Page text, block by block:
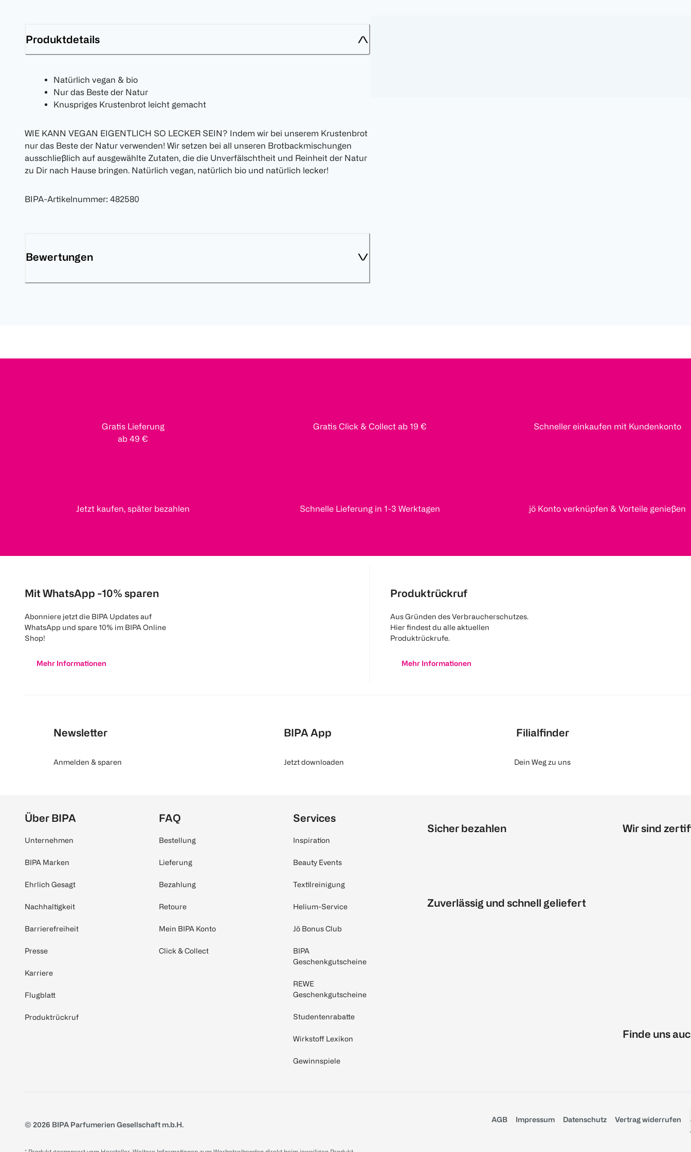
Produktdetails
Natürlich vegan & bio
Nur das Beste der Natur
Knuspriges Krustenbrot leicht gemacht
WIE KANN VEGAN EIGENTLICH SO LECKER SEIN? Indem wir bei unserem Krustenbrot
nur das Beste der Natur verwenden! Wir setzen bei all unseren Brotbackmischungen
ausschließlich auf ausgewählte Zutaten, die die Unverfälschtheit und Reinheit der Natur
zu Dir nach Hause bringen. Natürlich vegan, natürlich bio und natürlich lecker!
BIPA-Artikelnummer: 482580
Bewertungen
Gratis Lieferung
ab 49 €
Gratis Click & Collect ab 19 € Schneller einkaufen mit Kundenkonto
Jetzt kaufen, später bezahlen Schnelle Lieferung in 1-3 Werktagen jö Konto verknüpfen & Vorteile genießen
Mit WhatsApp -10% sparen
Abonniere jetzt die BIPA Updates auf
WhatsApp und spare 10% im BIPA Online
Shop!
Mehr Informationen
Produktrückruf
Aus Gründen des Verbraucherschutzes.
Hier findest du alle aktuellen
Produktrückrufe.
Mehr Informationen
Newsletter
Anmelden & sparen
BIPA App
Jetzt downloaden
Filialfinder
Dein Weg zu uns
Über BIPA
Unternehmen
BIPA Marken
Ehrlich Gesagt
Nachhaltigkeit
Barrierefreiheit
Presse
Karriere
Flugblatt
Produktrückruf
FAQ
Bestellung
Lieferung
Bezahlung
Retoure
Mein BIPA Konto
Click & Collect
Services
Inspiration
Beauty Events
Textilreinigung
Helium-Service
Jö Bonus Club
BIPA
Geschenkgutscheine
REWE
Geschenkgutscheine
Studentenrabatte
Wirkstoff Lexikon
Gewinnspiele
Sicher bezahlen
Zuverlässig und schnell geliefert
Wir sind
Finde uns
© 2026 BIPA Parfumerien Gesellschaft m.b.H.
AGB Impressum Datenschutz Vertrag widerrufen